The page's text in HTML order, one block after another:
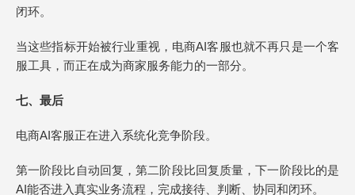
闭环。
当这些指标开始被行业重视，电商AI客服也就不再只是一个客
服工具，而正在成为商家服务能力的一部分。
七、最后
电商AI客服正在进入系统化竞争阶段。
第一阶段比自动回复，第二阶段比回复质量，下一阶段比的是
AI能否进入真实业务流程，完成接待、判断、协同和闭环。